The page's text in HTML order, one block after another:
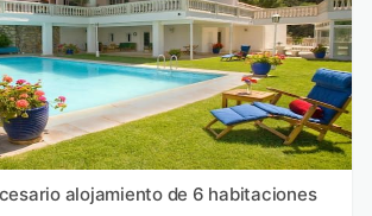
alojamiento de 6 habitaciones